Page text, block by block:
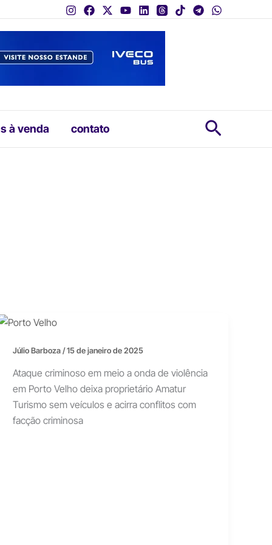
à venda contato
Júlio Barboza/15 de janeiro de 2025
Ataque criminoso em meio a onda de violência
em Porto Velho deixa proprietário Amatur
Turismo sem veículos e acirra conflitos com
facção criminosa